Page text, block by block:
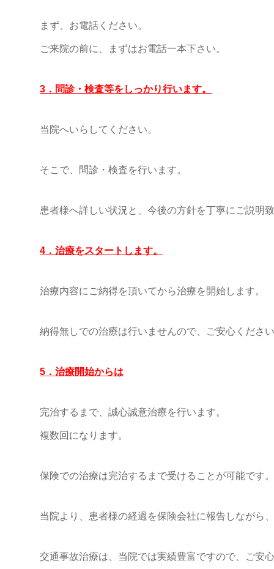
まず、お電話ください。
ご来院の前に、まずはお電話一本下さい。
3．問診・検査等をしっかり行います。
当院へいらしてください。
そこで、問診・検査を行います。
患者様へ詳しい状況と、今後の方針を丁寧にご説明
4．治療をスタートします。
治療内容にご納得を頂いてから治療を開始します。
納得無しでの治療は行いませんので、ご安心くださ
5．治療開始からは
完治するまで、誠心誠意治療を行います。
複数回になります。
保険での治療は完治するまで受けることが可能です。
当院より、患者様の経過を保険会社に報告しながら
交通事故治療は、当院では実績豊富ですので、ご安